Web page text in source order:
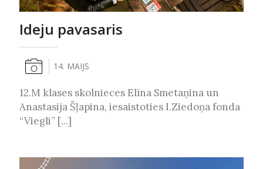
Ideju pavasaris
14. MAIJS
12.M klases skolnieces Elīna Smetaņina un
Anastasija Šļapina, iesaistoties I.Ziedoņa fonda
“Viegli” [...]